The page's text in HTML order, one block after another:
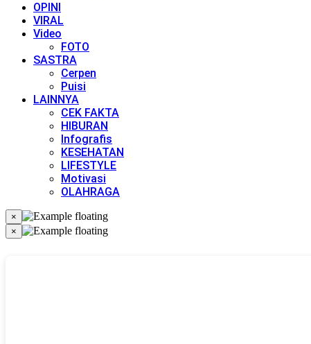
OPINI
VIRAL
Video
FOTO
SASTRA
Cerpen
Puisi
LAINNYA
CEK FAKTA
HIBURAN
Infografis
KESEHATAN
LIFESTYLE
Motivasi
OLAHRAGA
×
×